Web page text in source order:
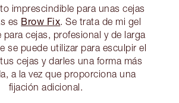
imprescindible para unas cejas
es Brow Fix. Se trata de mi gel
cejas, profesional y de larga
se puede utilizar para esculpir el
cejas y darles una forma más
a la vez que proporciona una
fijación adicional.